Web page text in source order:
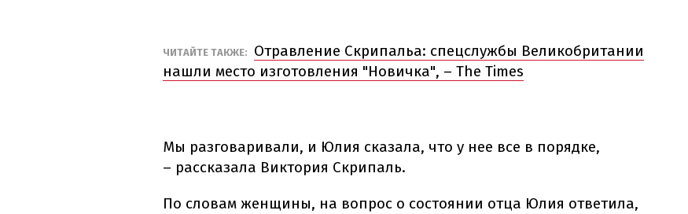
ЧИТАЙТЕ ТАКЖЕ:
Отравление Скрипальа: спецслужбы Великобритании
нашли место изготовления "Новичка", – The Times
Мы разговаривали, и Юлия сказала, что у нее все в порядке,
– рассказала Виктория Скрипаль.
По словам женщины, на вопрос о состоянии отца Юлия ответила,